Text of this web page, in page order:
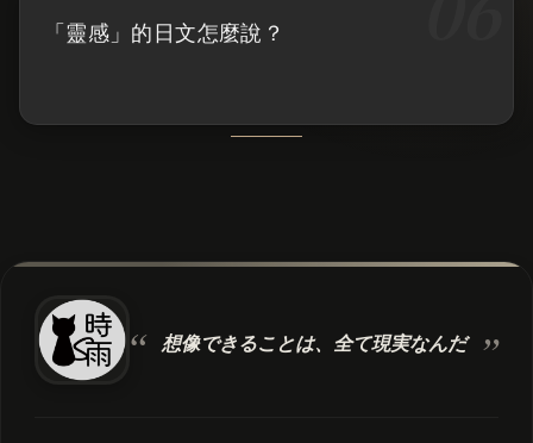
「靈感」的日文怎麼說？
想像できることは、 全て現実なんだ